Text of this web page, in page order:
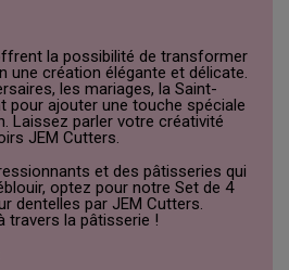
la possibilité de transformer
une création élégante et délicate.
les mariages, la Saint-
pour ajouter une touche spéciale
Laissez parler votre créativité
JEM Cutters.
et des pâtisseries qui
optez pour notre Set de 4
dentelles par JEM Cutters.
travers la pâtisserie !